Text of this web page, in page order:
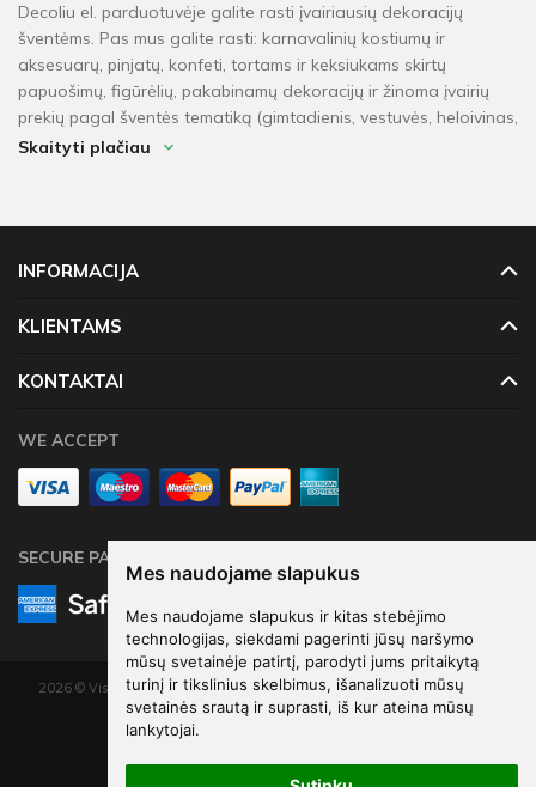
Mes naudojame slapukus
Mes naudojame slapukus ir kitas stebėjimo
technologijas, siekdami pagerinti jūsų naršymo
mūsų svetainėje patirtį, parodyti jums pritaikytą
turinį ir tikslinius skelbimus, išanalizuoti mūsų
svetainės srautą ir suprasti, iš kur ateina mūsų
lankytojai.
Decoliu el. parduotuvėje galite rasti įvairiausių dekoracijų
šventėms. Pas mus galite rasti: karnavalinių kostiumų ir
aksesuarų, pinjatų, konfeti, tortams ir keksiukams skirtų
papuošimų, figūrėlių, pakabinamų dekoracijų ir žinoma įvairių
prekių pagal šventės tematiką (gimtadienis, vestuvės, heloivinas,
kalėdos, krikštynos, mergvakaris, „baby shower" ir t.t.).
Šventinės dekoracijos pažymėtos žaliu sandėlio ženkleliu yra
neturime, pristatymas gali užtrukti tarp 4 - 16 darbo dienų.
nemokamas pristatymas!
Skaityti plačiau
INFORMACIJA
KLIENTAMS
KONTAKTAI
WE ACCEPT
SECURE PAYMENTS
2026 © Visos teisės saugomos. Kopijuoti, platinti svetainės turinį be autorių
sutikimo draudžiama.
Elektroninių parduotuvių nuoma